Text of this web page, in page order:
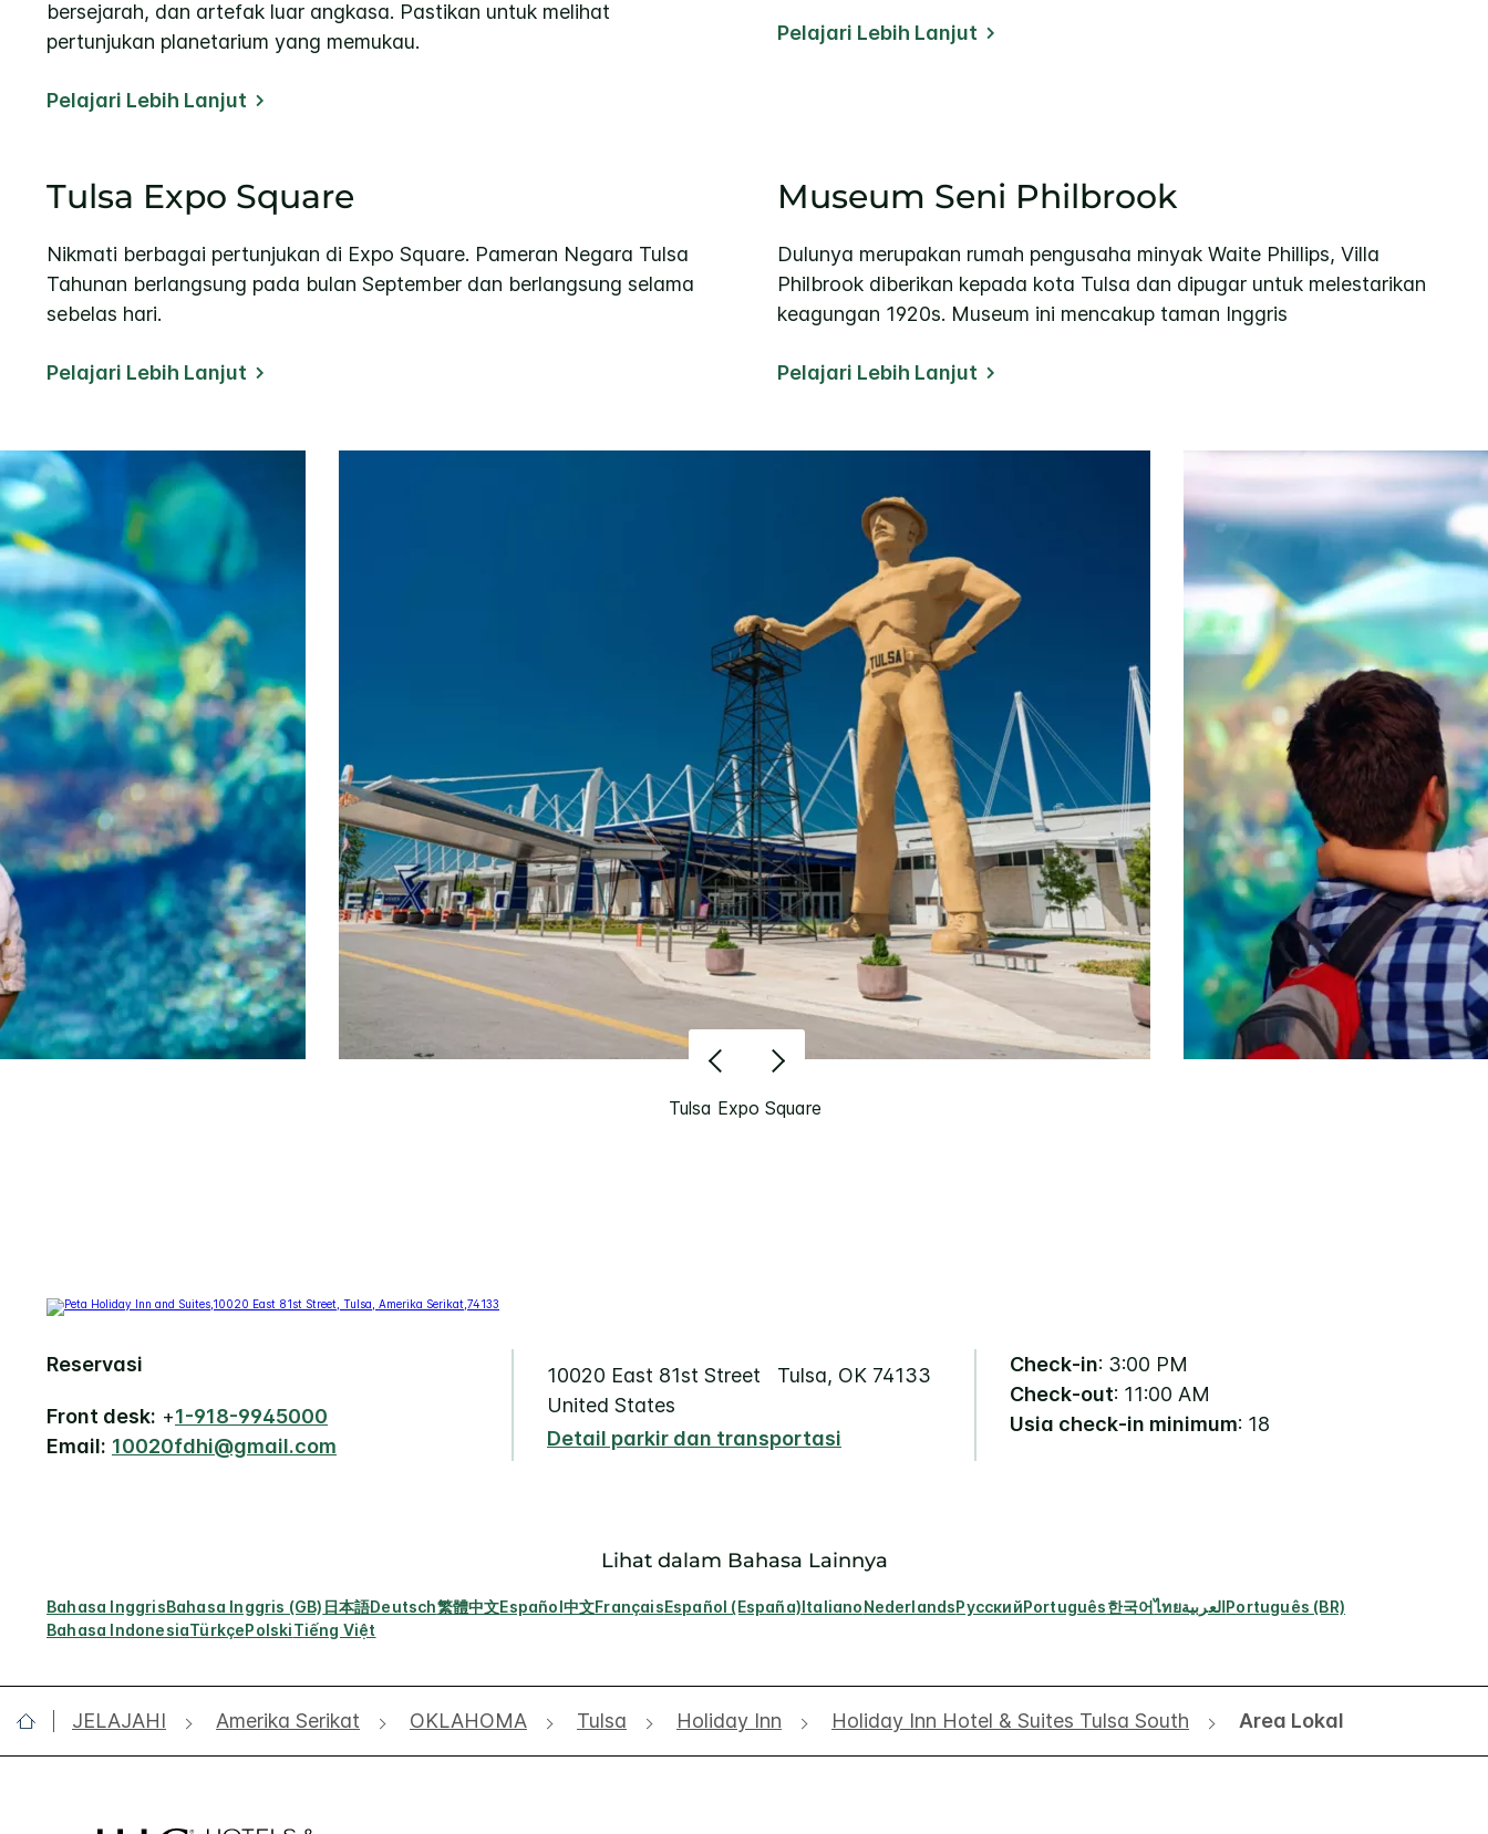
bersejarah, dan artefak luar angkasa. Pastikan untuk melihat
pertunjukan planetarium yang memukau.
Pelajari Lebih Lanjut
Pelajari Lebih Lanjut
Tulsa Expo Square
Nikmati berbagai pertunjukan di Expo Square. Pameran Negara Tulsa
Tahunan berlangsung pada bulan September dan berlangsung selama
sebelas hari.
Pelajari Lebih Lanjut
Museum Seni Philbrook
Dulunya merupakan rumah pengusaha minyak Waite Phillips, Villa
Philbrook diberikan kepada kota Tulsa dan dipugar untuk melestarikan
keagungan 1920s. Museum ini mencakup taman Inggris
Pelajari Lebih Lanjut
Tulsa Expo Square
Reservasi
Front desk: +1-918-9945000
Email: 10020fdhi@gmail.com
10020 East 81st Street Tulsa, OK 74133
United States
Detail parkir dan transportasi
Check-in: 3:00 PM
Check-out: 11:00 AM
Usia check-in minimum: 18
Lihat dalam Bahasa Lainnya
Bahasa InggrisBahasa Inggris (GB) 日本語Deutsch繁體中文Español中文FrançaisEspañol (España)ItalianoNederlandsРусскийPortuguês한국어ไทยالعربيةPortuguês (BR)
Bahasa IndonesiaTürkçePolskiTiếng Việt
JELAJAHI Amerika Serikat OKLAHOMA Tulsa Holiday Inn Holiday Inn Hotel & Suites Tulsa South Area Lokal